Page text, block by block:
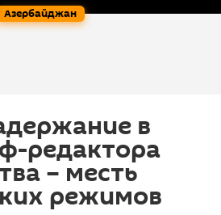
Азербайджан
в
редактора
– месть
режимов